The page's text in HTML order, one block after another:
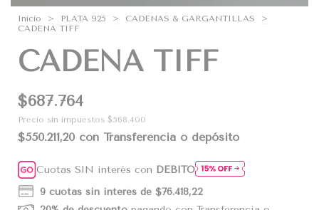
Inicio > PLATA 925 > CADENAS & GARGANTILLAS
>
CADENA TIFF
CADENA TIFF
$687.764
Precio sin impuestos $568.400
$550.211,20 con Transferencia o depósito
Cuotas SIN interés con DÉBITO
9 cuotas sin interés de$76.418,22